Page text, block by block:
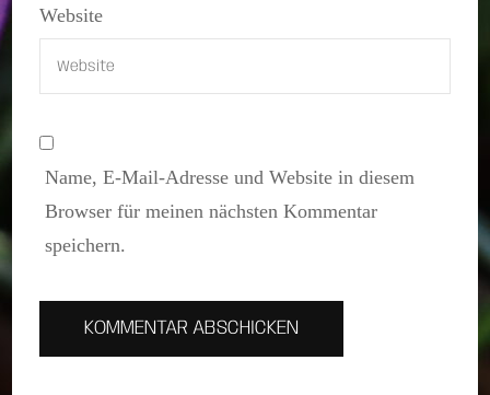
Website
Name, E-Mail-Adresse und Website in diesem
Browser für meinen nächsten Kommentar
speichern.